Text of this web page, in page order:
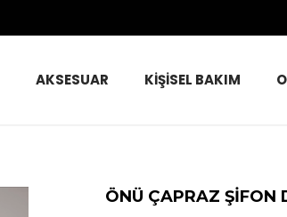
AKSESUAR KİŞİSEL BAKIM
ÖNÜ ÇAPRAZ ŞİFON